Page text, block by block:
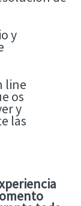
y
line
os
y
las